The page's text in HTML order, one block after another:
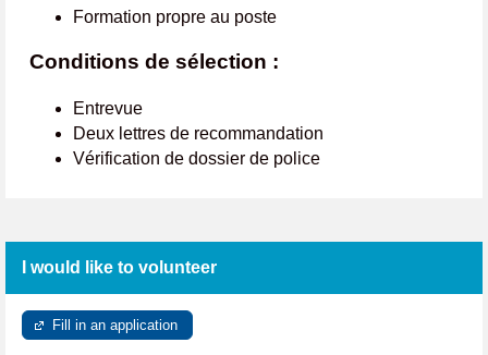
Formation propre au poste
Conditions de sélection :
Entrevue
Deux lettres de recommandation
Vérification de dossier de police
I would like to volunteer
Fill in an application